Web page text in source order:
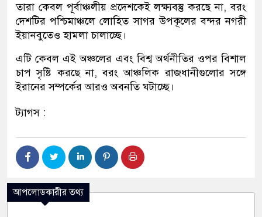
তারা কেবল পূর্বাঞ্চলীয় প্রদেশকেই লক্ষ্যবস্তু করছে না, বরং
দেশটির পশ্চিমাঞ্চলে লোহিত সাগর উপকূলের বন্দর নগরী
ইয়ানবুতেও হামলা চালাচ্ছে।
এটি কেবল এই অঞ্চলের এবং বিশ্ব অর্থনীতির ওপর বিশাল
চাপ সৃষ্টি করছে না, বরং আঞ্চলিক রাজধানীগুলোর সঙ্গে
ইরানের সম্পর্কের আরও অবনতি ঘটাচ্ছে।
ট্যাগস :
আপলোডকারীর তথ্য